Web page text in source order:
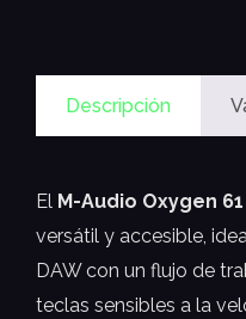
Descripción
El M-Audio Oxygen 61
versátil y accesible,
DAW con un flujo de
teclas sensibles a la